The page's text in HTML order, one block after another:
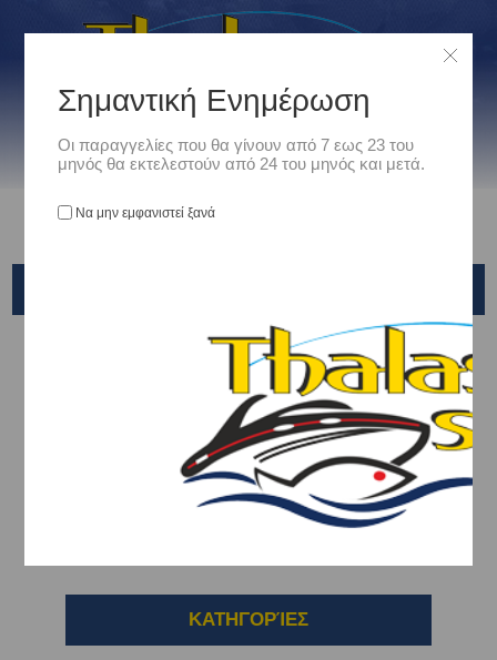
Εξοπλισμος Κινητηρων
ΜΕΙΩΤΕΣ ΤΑΧΥΤΗΤΑΣ ΣΥΡΤΗΣ
EASY TROLLER
SPEEDLESS
ΚΑΤΗΓΟΡΊΕΣ
Σημαντική Ενημέρωση
Οι παραγγελίες που θα γίνουν από 7 εως 23 του
μηνός θα εκτελεστούν από 24 του μηνός και μετά.
Να μην εμφανιστεί ξανά